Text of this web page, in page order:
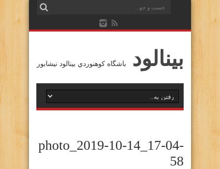
بينالود باشگاه كوهنوردي بينالود نيشابور
photo_2019-10-14_17-04-
58